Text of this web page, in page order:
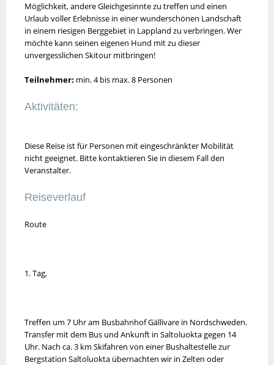
Möglichkeit, andere Gleichgesinnte zu treffen und einen
Urlaub voller Erlebnisse in einer wunderschönen Landschaft
in einem riesigen Berggebiet in Lappland zu verbringen. Wer
möchte kann seinen eigenen Hund mit zu dieser
unvergesslichen Skitour mitbringen!
Teilnehmer: min. 4 bis max. 8 Personen
Aktivitäten:
Diese Reise ist für Personen mit eingeschränkter Mobilität
nicht geeignet. Bitte kontaktieren Sie in diesem Fall den
Veranstalter.
Reiseverlauf
Route
1. Tag,
Treffen um 7 Uhr am Busbahnhof Gällivare in Nordschweden.
Transfer mit dem Bus und Ankunft in Saltoluokta gegen 14
Uhr. Nach ca. 3 km Skifahren von einer Bushaltestelle zur
Bergstation Saltoluokta übernachten wir in Zelten oder